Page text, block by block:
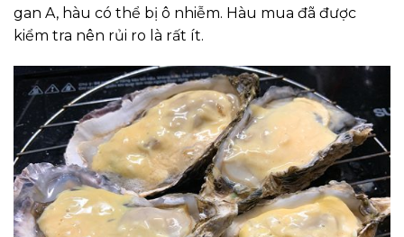
gan A, hàu có thể bị ô nhiễm. Hàu mua đã được
kiểm tra nên rủi ro là rất ít.